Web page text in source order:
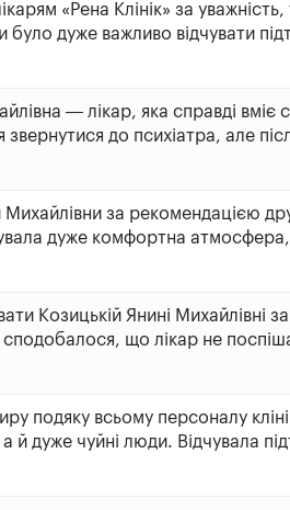
«Рена Клінік» за уважність,
було дуже важливо відчувати
— лікар, яка справді вміє
до психіатра, але
за рекомендацією
дуже комфортна
Козицькій Янині Михайлівні
що лікар не
подяку всьому персоналу
й дуже чуйні люди. Відчувала